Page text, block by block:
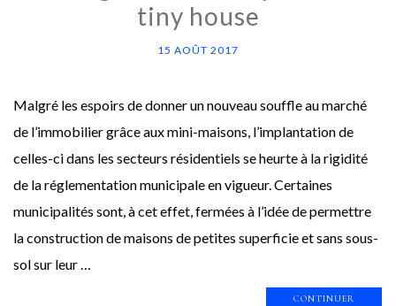
tiny house
15 AOÛT 2017
Malgré les espoirs de donner un nouveau souffle au marché
de l’immobilier grâce aux mini-maisons, l’implantation de
celles-ci dans les secteurs résidentiels se heurte à la rigidité
de la réglementation municipale en vigueur. Certaines
municipalités sont, à cet effet, fermées à l’idée de permettre
la construction de maisons de petites superficie et sans sous-
sol sur leur …
CONTINUER